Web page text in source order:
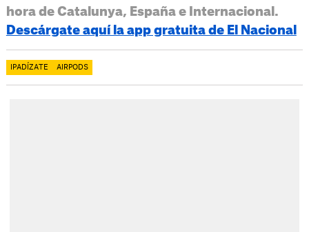
hora de Catalunya, España e Internacional.
Descárgate aquí la app gratuita de El Nacional
IPADÍZATE AIRPODS